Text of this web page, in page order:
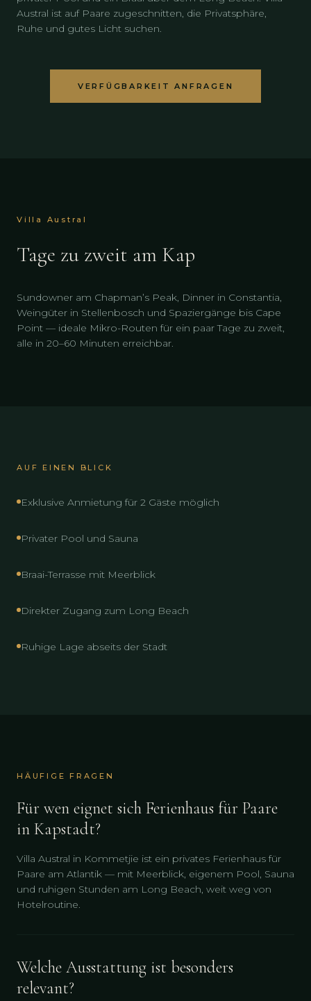
Austral ist auf Paare zugeschnitten, die Privatsphäre,
Ruhe und gutes Licht suchen.
VERFÜGBARKEIT ANFRAGEN
Villa Austral
Tage zu zweit am Kap
Sundowner am Chapman’s Peak, Dinner in Constantia,
Weingüter in Stellenbosch und Spaziergänge bis Cape
Point — ideale Mikro-Routen für ein paar Tage zu zweit,
alle in 20–60 Minuten erreichbar.
AUF EINEN BLICK
Exklusive Anmietung für 2 Gäste möglich
Privater Pool und Sauna
Braai-Terrasse mit Meerblick
Direkter Zugang zum Long Beach
Ruhige Lage abseits der Stadt
HÄUFIGE FRAGEN
Für wen eignet sich Ferienhaus für Paare
in Kapstadt?
Villa Austral in Kommetjie ist ein privates Ferienhaus für
Paare am Atlantik — mit Meerblick, eigenem Pool, Sauna
und ruhigen Stunden am Long Beach, weit weg von
Hotelroutine.
Welche Ausstattung ist besonders
relevant?